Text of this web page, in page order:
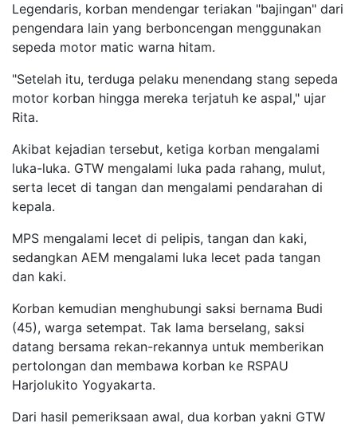
Legendaris, korban mendengar teriakan "bajingan" dari
pengendara lain yang berboncengan menggunakan
sepeda motor matic warna hitam.
"Setelah itu, terduga pelaku menendang stang sepeda
motor korban hingga mereka terjatuh ke aspal," ujar
Rita.
Akibat kejadian tersebut, ketiga korban mengalami
luka-luka. GTW mengalami luka pada rahang, mulut,
serta lecet di tangan dan mengalami pendarahan di
kepala.
MPS mengalami lecet di pelipis, tangan dan kaki,
sedangkan AEM mengalami luka lecet pada tangan
dan kaki.
Korban kemudian menghubungi saksi bernama Budi
(45), warga setempat. Tak lama berselang, saksi
datang bersama rekan-rekannya untuk memberikan
pertolongan dan membawa korban ke RSPAU
Harjolukito Yogyakarta.
Dari hasil pemeriksaan awal, dua korban yakni GTW